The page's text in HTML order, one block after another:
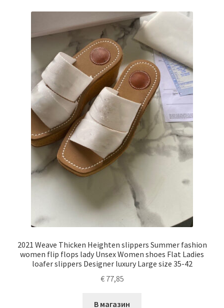
2021 Weave Thicken Heighten slippers Summer fashion
women flip flops lady Unsex Women shoes Flat Ladies
loafer slippers Designer luxury Large size 35-42
€77,85
В магазин